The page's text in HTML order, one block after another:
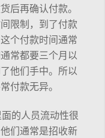
后再确认付款。
限制，到了付款
个付款时间通常
常都要三个月以
他们手中。所以
付款无异。
的人员流动性很
们通常是招收新